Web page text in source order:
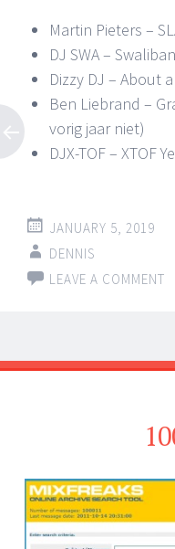
Martin Pieters –
DJ SWA –
Dizzy DJ – About
Ben Liebrand –
vorig jaar niet)
DJX-TOF – XTOF
JANUARY 5, 2019
DENNIS
LEAVE A COMMENT